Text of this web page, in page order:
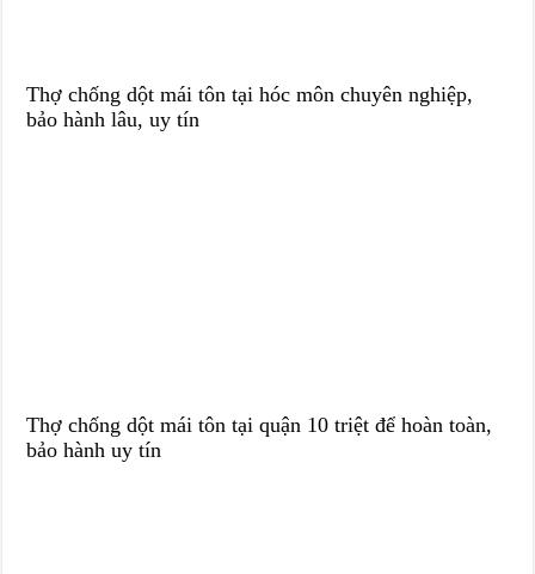
Thợ chống dột mái tôn tại hóc môn chuyên nghiệp,
bảo hành lâu, uy tín
Thợ chống dột mái tôn tại quận 10 triệt để hoàn toàn,
bảo hành uy tín